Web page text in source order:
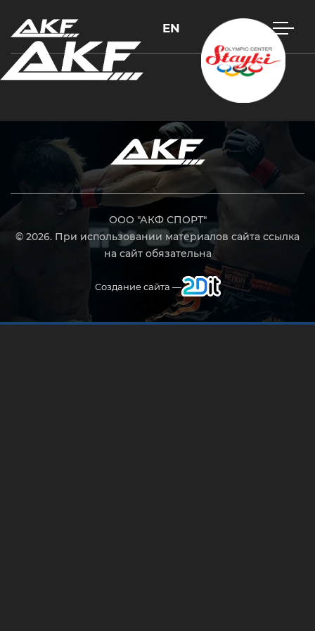
EN
ООО "АКФ СПОРТ"
© 2026. При использовании материалов сайта ссылка
на сайт обязательна
Создание сайта —
Нажмите Enter для поиска или Esc, чтобы закрыть